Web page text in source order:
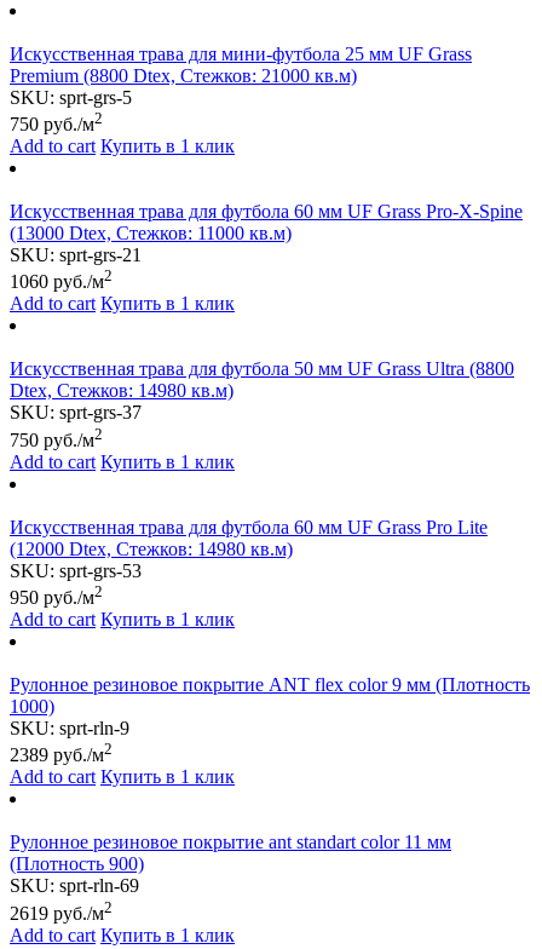
Искусственная трава для мини-футбола 25 мм UF Grass
Premium (8800 Dtex, Стежков: 21000 кв.м)
SKU: sprt-grs-5
750 руб./м2
Add to cart Купить в 1 клик
Искусственная трава для футбола 60 мм UF Grass Pro-X-Spine
(13000 Dtex, Стежков: 11000 кв.м)
SKU: sprt-grs-21
1060 руб./м2
Add to cart Купить в 1 клик
Искусственная трава для футбола 50 мм UF Grass Ultra (8800
Dtex, Стежков: 14980 кв.м)
SKU: sprt-grs-37
750 руб./м2
Add to cart Купить в 1 клик
Искусственная трава для футбола 60 мм UF Grass Pro Lite
(12000 Dtex, Стежков: 14980 кв.м)
SKU: sprt-grs-53
950 руб./м2
Add to cart Купить в 1 клик
Рулонное резиновое покрытие АNТ flex color 9 мм (Плотность
1000)
SKU: sprt-rln-9
2389 руб./м2
Add to cart Купить в 1 клик
Рулонное резиновое покрытие ant standart color 11 мм
(Плотность 900)
SKU: sprt-rln-69
2619 руб./м2
Add to cart Купить в 1 клик